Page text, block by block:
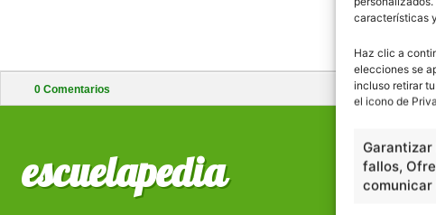
características
Haz clic a
elecciones se
incluso retirar
el icono de
fallos,
comunicar
0 Comentarios
escuelapedia